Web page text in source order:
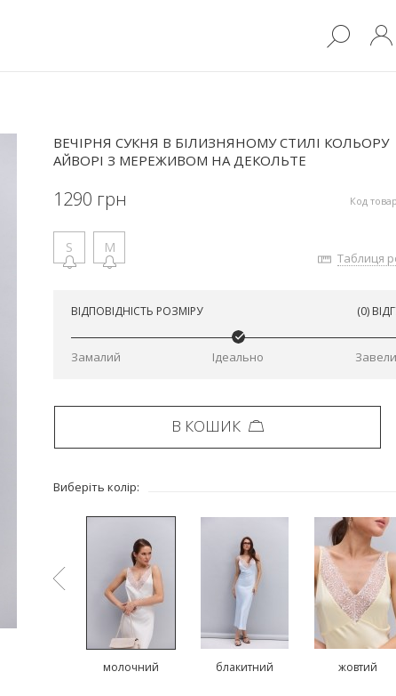
ВЕЧІРНЯ СУКНЯ В БІЛИЗНЯНОМУ СТИЛІ КОЛЬОРУ
АЙВОРІ З МЕРЕЖИВОМ НА ДЕКОЛЬТЕ
1290 грн Код
S M
Таблиця
ВІДПОВІДНІСТЬ РОЗМІРУ
(0)
Замалий Ідеально
В КОШИК
Виберіть колір:
молочний блакитний жовтий